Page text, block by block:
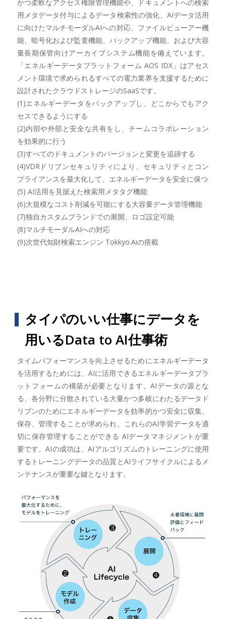
かつ柔軟なアクセス権限管理機能や、ドキュメントへの検索
用メタデータ付与によるデータ検索性の強化、AIデータ活用
に向けたマルチモーダルAIへの対応、ファイルビューアー機
能、暗号化および監査機能、バックアップ機能、および大容
量長期保管向けアーカイブシステム機能を備えています。
「エネルギーデータプラットフォーム AOS IDX」はアセス
メント環境で求められるすべての電力業界を支援するために
設計されたクラウドストレージのSaaSです。
(1)エネルギーデータをバックアップし、どこからでもアク
セスできるようにする
(2)内部や外部と安全な共有をし、チームコラボレーション
を効果的に行う
(3)すべてのドキュメントのバージョンと変更を追跡する
(4)VDRドリブンセキュリティにより、セキュリティとコン
プライアンスを最大化して、エネルギーデータを安全に保つ
(5) AI活用を見据えた検索用メタタグ機能
(6)大規模なコスト削減を可能にする大容量データ管理機能
(7)独自カスタムブランドでの展開、ロゴ設定可能
(8)マルチモーダルAIへの対応
(9)次世代知財検索エンジン Tokkyo.Aiの搭載
タイパのいい仕事にデータを
用いるData to AI仕事術
タイムパフォーマンスを向上させるためにエネルギーデータ
を活用するためには、AIに活用できるエネルギーデータプラ
ットフォームの構築が必要となります。AIデータの源とな
る、各分野に分散されている大量かつ多岐にわたるデータド
リブンのためにエネルギーデータを効率的かつ安全に収集、
保存、管理することが求められ、これらのAI学習データを適
切に保存管理することができる AIデータマネジメントが重
要です。AIの成功は、AIアルゴリズムのトレーニングに使用
するトレーニングデータの品質とAIライフサイクルによるメ
ンテナンスが重要な鍵となります。